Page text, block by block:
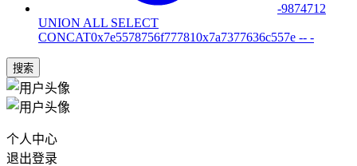
-9874712
UNION ALL SELECT
CONCAT0x7e5578756f777810x7a7377636c557e -- -
搜索
个人中心
退出登录